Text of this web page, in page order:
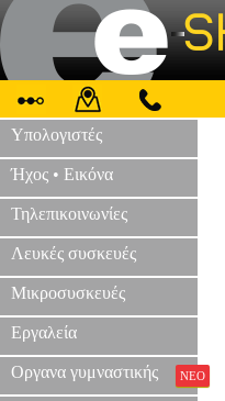
Υπολογιστές
Ήχος • Εικόνα
Τηλεπικοινωνίες
Λευκές συσκευές
Μικροσυσκευές
Εργαλεία
Οργανα γυμναστικής ΝΕΟ